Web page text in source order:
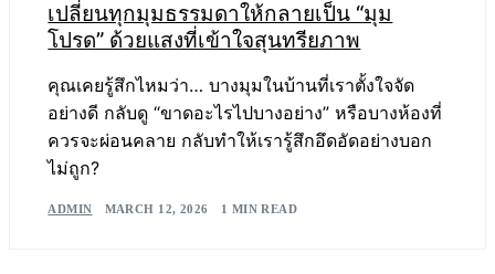
เปลี่ยนทุกมุมธรรมดาให้กลายเป็น “มุม
โปรด” ด้วยแสงที่เข้าใจสุนทรียภาพ
คุณเคยรู้สึกไหมว่า… บางมุมในบ้านที่เราตั้งใจจัด
อย่างดี กลับดู “ขาดอะไรไปบางอย่าง” หรือบางห้องที่
ควรจะผ่อนคลาย กลับทำให้เรารู้สึกอึดอัดอย่างบอก
ไม่ถูก?
ADMIN MARCH 12, 2026 1 MIN READ